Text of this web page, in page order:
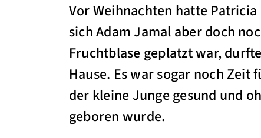
Vor Weihnachten hatte
sich Adam Jamal aber doch
Fruchtblase geplatzt war,
Hause. Es war sogar noch Zeit
der kleine Junge gesund und
geboren wurde.